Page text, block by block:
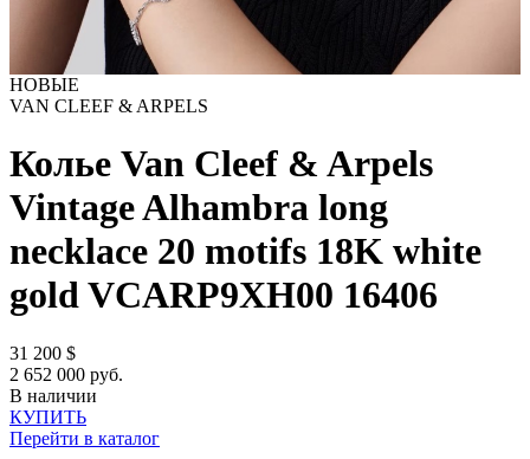
НОВЫЕ
VAN CLEEF & ARPELS
Колье Van Cleef & Arpels
Vintage Alhambra long
necklace 20 motifs 18K white
gold VCARP9XH00 16406
31 200 $
2 652 000 руб.
В наличии
КУПИТЬ
Перейти в каталог